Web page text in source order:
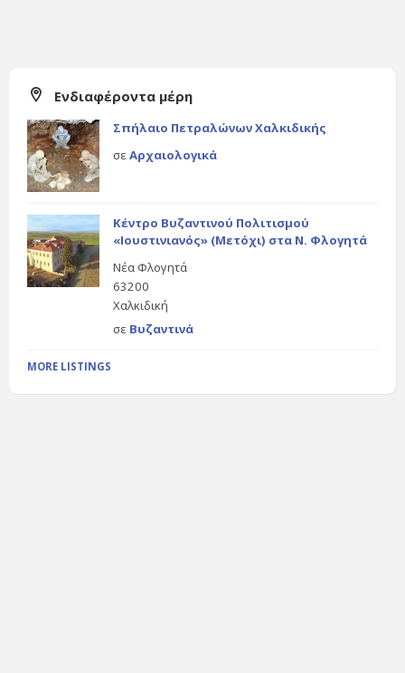
Ενδιαφέροντα μέρη
Σπήλαιο Πετραλώνων Χαλκιδικής
σε Αρχαιολογικά
Κέντρο Βυζαντινού Πολιτισμού
«Ιουστινιανός» (Μετόχι) στα Ν. Φλογητά
Νέα Φλογητά
63200
Χαλκιδική
σε Βυζαντινά
MORE LISTINGS